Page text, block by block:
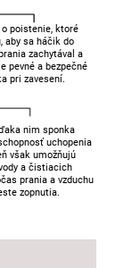
o poistenie, ktoré
aby sa háčik do
zachytával a
pevné a bezpečné
pri zavesení.
nim sponka
uchopenia
však umožňujú
a čistiacich
prania a vzduchu
zopnutia.